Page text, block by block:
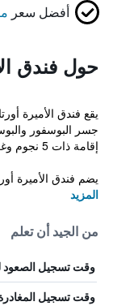
أفضل سعر
حول فندق
يقع فندق الأميرة
جسر البوسفور
إقامة ذات 5 نجوم وغرفاً مكيفة.
يضم فندق الأميرة
المزيد
من الجيد أن تعلم
وقت تسجيل الصعود
وقت تسجيل